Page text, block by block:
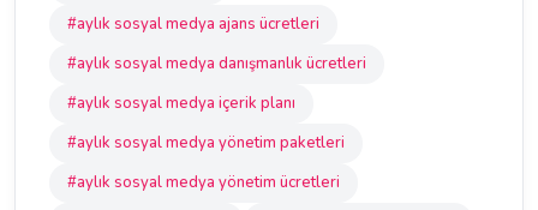
#aylık sosyal medya ajans ücretleri
#aylık sosyal medya danışmanlık ücretleri
#aylık sosyal medya içerik planı
#aylık sosyal medya yönetim paketleri
#aylık sosyal medya yönetim ücretleri